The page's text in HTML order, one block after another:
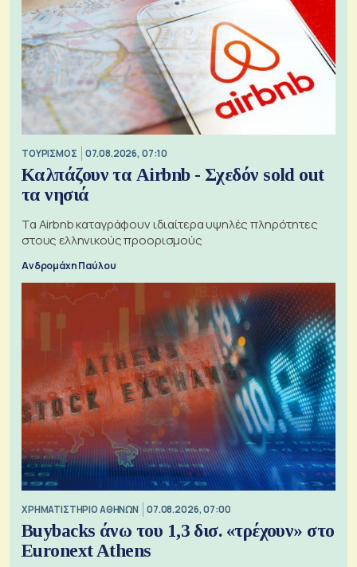
ΤΟΥΡΙΣΜΟΣ 07.08.2026, 07:10
Καλπάζουν τα Airbnb - Σχεδόν sold out
τα νησιά
Τα Airbnb καταγράφουν ιδιαίτερα υψηλές πληρότητες
στους ελληνικούς προορισμούς
Ανδρομάχη Παύλου
XΡΗΜΑΤΙΣΤΗΡΙΟ ΑΘΗΝΩΝ 07.08.2026, 07:00
Buybacks άνω του 1,3 δισ. «τρέχουν» στο
Euronext Athens